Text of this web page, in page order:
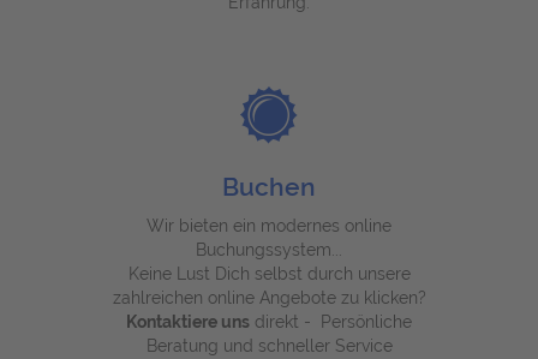
Buchen
Wir bieten ein modernes online
Buchungssystem...
Keine Lust Dich selbst durch unsere
zahlreichen online Angebote zu klicken?
Kontaktiere uns direkt - Persönliche
Beratung und schneller Service